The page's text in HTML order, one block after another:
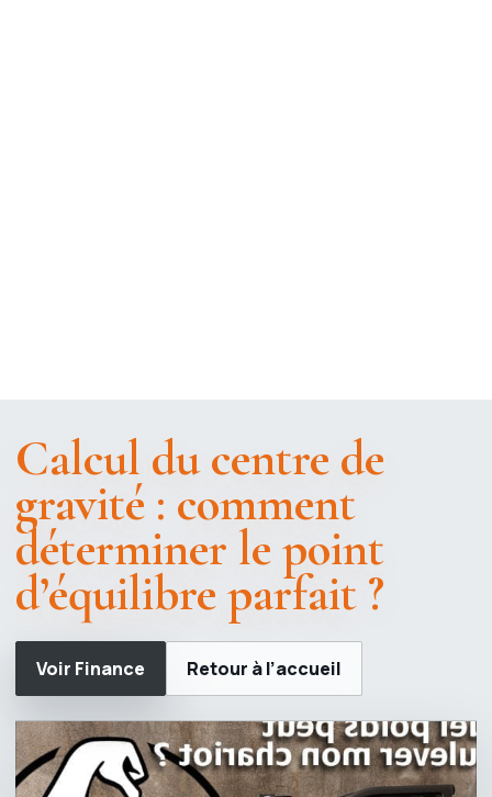
Calcul du centre de
gravité : comment
déterminer le point
d’équilibre parfait ?
Voir Finance Retour à l’accueil